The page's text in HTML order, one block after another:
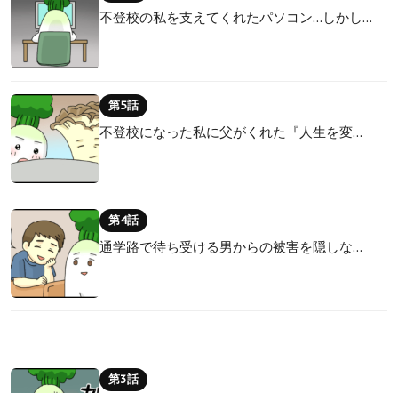
不登校の私を支えてくれたパソコン…しかし…
第5話
不登校になった私に父がくれた『人生を変…
第4話
通学路で待ち受ける男からの被害を隠しな…
第3話